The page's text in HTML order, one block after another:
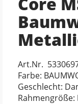
Art.Nr.
Farbe:
Geschlecht:
Rahmengröße: